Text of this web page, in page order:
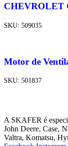
CHEVROLET
SKU: 509035
Motor de
SKU: 501837
A SKAFER é
John Deere, Case,
Valtra, Komatsu,